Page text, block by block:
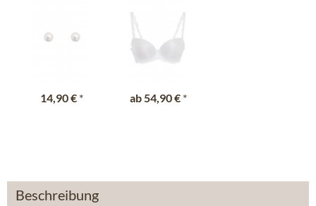
14,90 € * ab54,90 € *
Beschreibung